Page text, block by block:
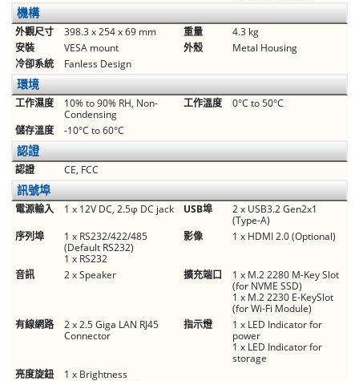
機構
外觀尺寸 398.3 x 254 x 69 mm 重量
4.3 kg
安裝
VESA mount 外殼
Metal Housing
冷卻系統
Fanless Design
環境
工作濕度
10% to 90% RH, Non-
Condensing
工作溫度
0°C to 50°C
儲存溫度
-10°C to 60°C
認證
認證 CE, FCC
訊號埠
電源輸入 1 x 12V DC, 2.5φ DC jack USB埠
2 x USB3.2 Gen2x1
(Type-A)
序列埠
1 x RS232/422/485
(Default RS232)
1 x RS232
影像 1 x HDMI 2.0 (Optional)
音訊 2 x Speaker 擴充端口
1 x M.2 2280 M-Key Slot
(for NVME SSD)
1 x M.2 2230 E-KeySlot
(for Wi-Fi Module)
有線網路
2 x 2.5 Giga LAN RJ45
Connector
指示燈
1 x LED Indicator for
power
1 x LED Indicator for
storage
亮度旋鈕
1 x Brightness